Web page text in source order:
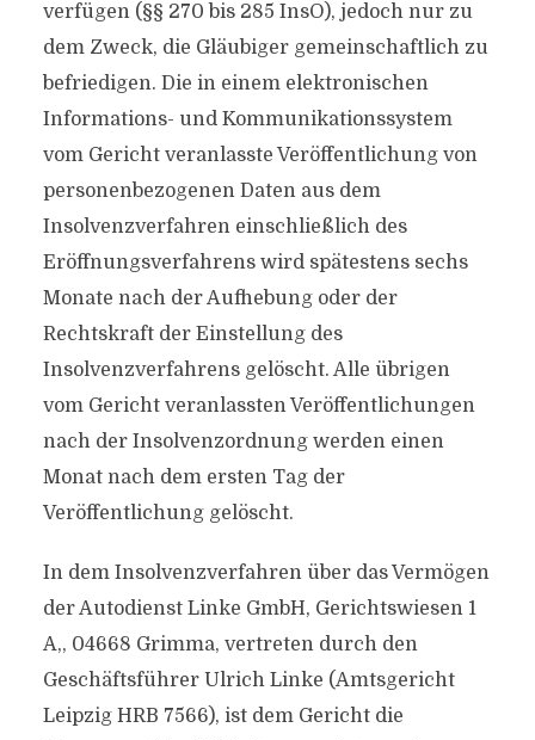
verfügen (§§ 270 bis 285 InsO), jedoch nur zu
dem Zweck, die Gläubiger gemeinschaftlich zu
befriedigen. Die in einem elektronischen
Informations- und Kommunikationssystem
vom Gericht veranlasste Veröffentlichung von
personenbezogenen Daten aus dem
Insolvenzverfahren einschließlich des
Eröffnungsverfahrens wird spätestens sechs
Monate nach der Aufhebung oder der
Rechtskraft der Einstellung des
Insolvenzverfahrens gelöscht. Alle übrigen
vom Gericht veranlassten Veröffentlichungen
nach der Insolvenzordnung werden einen
Monat nach dem ersten Tag der
Veröffentlichung gelöscht.
In dem Insolvenzverfahren über das Vermögen
der Autodienst Linke GmbH, Gerichtswiesen 1
A,, 04668 Grimma, vertreten durch den
Geschäftsführer Ulrich Linke (Amtsgericht
Leipzig HRB 7566), ist dem Gericht die